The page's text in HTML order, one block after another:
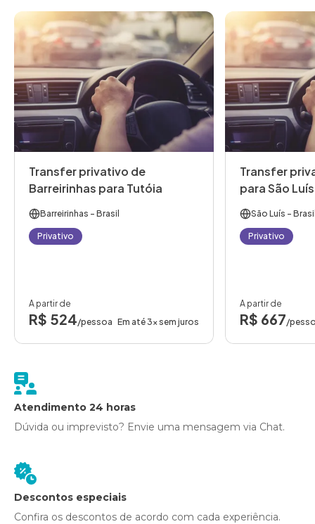
Transfer privativo de
Barreirinhas para Tutóia
Barreirinhas - Brasil
Privativo
A partir de
R$ 524/pessoa Em até 3x sem juros
Transfer
para São Luís
São Luís -
Privativo
A partir de
R$ 667/
Atendimento 24 horas
Dúvida ou imprevisto? Envie uma mensagem via Chat.
Descontos especiais
Confira os descontos de acordo com cada experiência.